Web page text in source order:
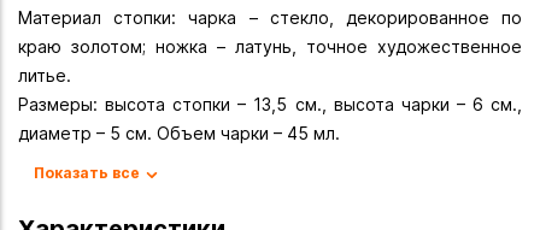
Материал стопки: чарка – стекло, декорированное по
краю золотом; ножка – латунь, точное художественное
литье.
Размеры: высота стопки – 13,5 см., высота чарки – 6 см.,
диаметр – 5 см. Объем чарки – 45 мл.
с магнитным клапаном и ручкой – удобно носить,
Показать все